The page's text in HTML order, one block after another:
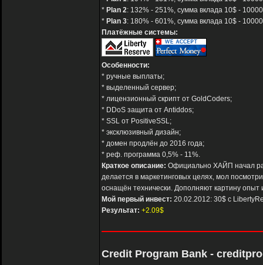
* Plan 2: 132% - 251%, сумма вклада 10$ -
* Plan 3: 180% - 601%, сумма вклада 10$ -
Платёжные системы:
Особенности:
* ручные выплаты;
* выделенный сервер;
* лицензионный скрипт от GoldCoders;
* DDoS защита от Antiddos;
* SSL от PositiveSSL;
* эксклюзивный дизайн;
* домен продлён до 2016 года;
* реф. программа 0,5% - 11%.
Краткое описание: Официально ХАЙП начал
делается в маркетинговых целях, мол
оснащён технически. Дополняют картину опыт
Мой первый инвест: 20.02.2012: 30$ с
Результат: +2.09$
Credit Program Bank -